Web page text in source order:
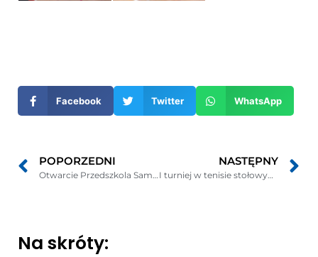
nowym
oknie
Facebook Twitter WhatsApp
POPORZEDNI
Otwarcie Przedszkola Samorządowego w Mieroszynie
NASTĘPNY
I turniej w tenisie stołowym mężczyzn GMINY PUCK na sezon 2017/2018
Na skróty: